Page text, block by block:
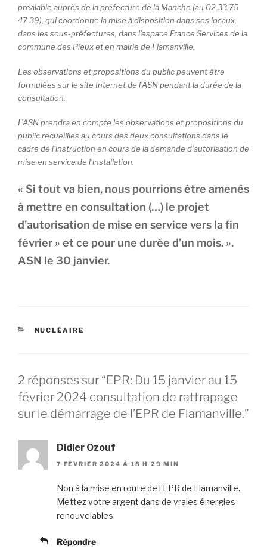
préalable auprès de la préfecture de la Manche (au 02 33 75
47 39), qui coordonne la mise à disposition dans ses locaux,
dans les sous-préfectures, dans l’espace France Services de la
commune des Pieux et en mairie de Flamanville.
Les observations et propositions du public peuvent être
formulées sur le site Internet de l’ASN pendant la durée de la
consultation.
L’ASN prendra en compte les observations et propositions du
public recueillies au cours des deux consultations dans le
cadre de l’instruction en cours de la demande d’autorisation de
mise en service de l’installation.
« Si tout va bien, nous pourrions être amenés
à mettre en consultation (…) le projet
d’autorisation de mise en service vers la fin
février » et ce pour une durée d’un mois. ».
ASN le 30 janvier.
CATÉGORIES
NUCLÉAIRE
2 réponses sur “EPR: Du 15 janvier au 15
février 2024 consultation de rattrapage
sur le démarrage de l’EPR de Flamanville.”
Didier Ozouf
7 FÉVRIER 2024 À 18 H 29 MIN
Non à la mise en route de l’EPR de Flamanville.
Mettez votre argent dans de vraies énergies
renouvelables.
Répondre